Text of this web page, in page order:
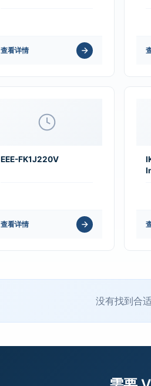
查看详情
EEE-FK1J220V
查看详情
没有找到合